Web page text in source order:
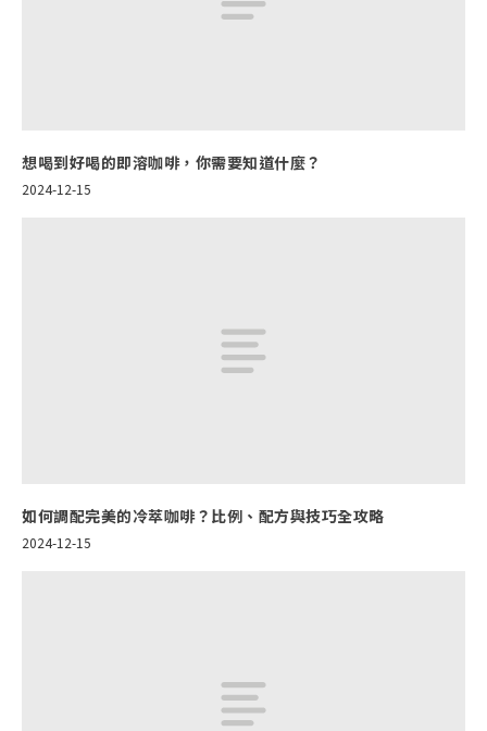
想喝到好喝的即溶咖啡，你需要知道什麼？
2024-12-15
如何調配完美的冷萃咖啡？比例、配方與技巧全攻略
2024-12-15